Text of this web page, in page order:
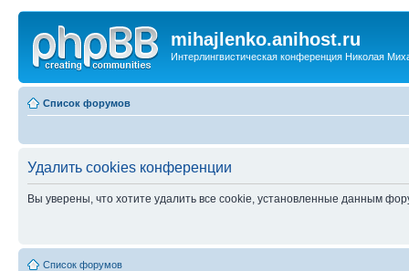
mihajlenko.anihost.ru
Интерлингвистическая конференция Николая
Список форумов
Удалить cookies конференции
Вы уверены, что хотите удалить все cookie, установленные данным
Список форумов